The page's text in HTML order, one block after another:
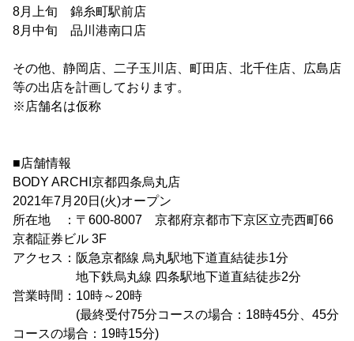
8月上旬 錦糸町駅前店
8月中旬 品川港南口店
その他、静岡店、二子玉川店、町田店、北千住店、広島店
等の出店を計画しております。
※店舗名は仮称
■店舗情報
BODY ARCHI京都四条烏丸店
2021年7月20日(火)オープン
所在地 ：〒600-8007 京都府京都市下京区立売西町66
京都証券ビル 3F
アクセス：阪急京都線 烏丸駅地下道直結徒歩1分
地下鉄烏丸線 四条駅地下道直結徒歩2分
営業時間：10時～20時
(最終受付75分コースの場合：18時45分、45分
コースの場合：19時15分)